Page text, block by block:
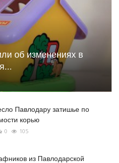
об изменениях в
Павлодару затишье по
корью
0 105
из Павлодарской